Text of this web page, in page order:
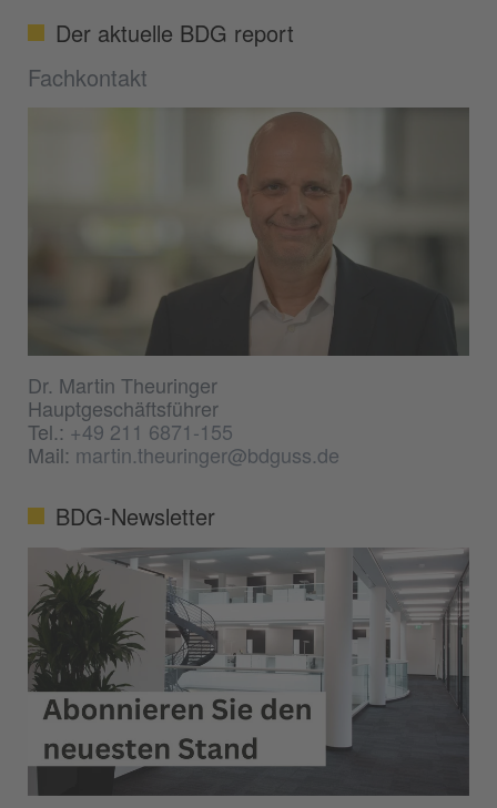
Der aktuelle BDG report
Fachkontakt
Dr. Martin Theuringer
Hauptgeschäftsführer
Tel.:+49 211 6871-155
Mail: martin.theuringer@bdguss.de
BDG-Newsletter